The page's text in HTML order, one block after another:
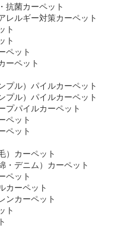
抗菌カーペット
レルギー対策カーペット
ト
ト
ペット
ーペット
プル）パイルカーペット
プル）パイルカーペット
プパイルカーペット
ペット
ペット
）カーペット
・デニム）カーペット
ペット
カーペット
ンカーペット
ト